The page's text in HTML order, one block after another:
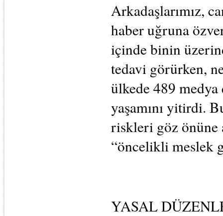
Arkadaşlarımız,
haber uğruna
içinde binin
tedavi görürken,
ülkede 489 medya
yaşamını yitirdi.
riskleri göz önüne
“öncelikli meslek
YASAL